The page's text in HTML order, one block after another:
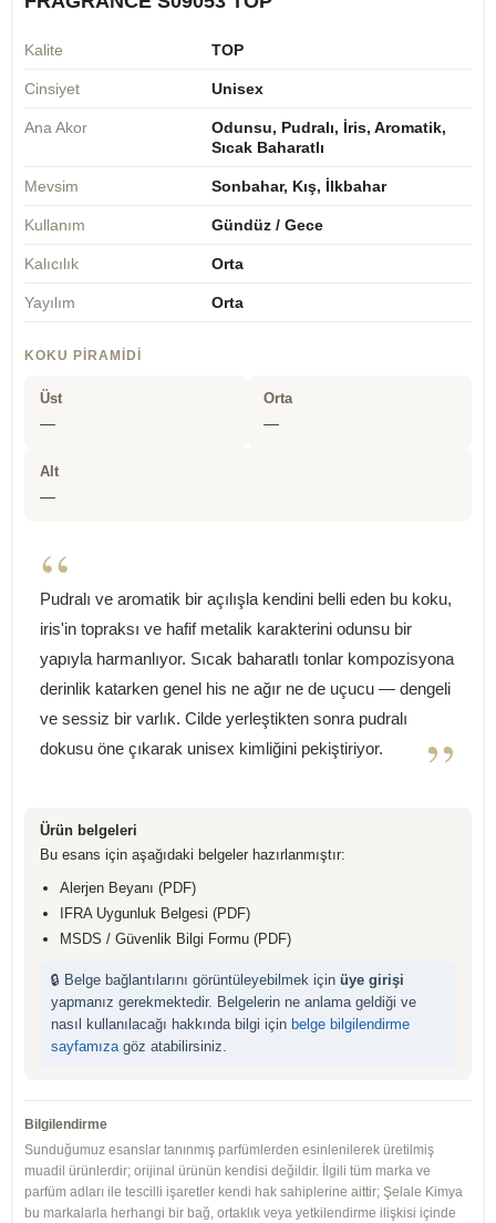
Kalite TOP
Cinsiyet Unisex
Ana Akor
Odunsu, Pudralı, İris, Aromatik,
Sıcak Baharatlı
Mevsim Sonbahar, Kış, İlkbahar
Kullanım Gündüz / Gece
Kalıcılık Orta
Yayılım Orta
KOKU PIRAMIDI
Üst
—
Orta
—
Alt
—
“
Pudralı ve aromatik bir açılışla kendini belli eden bu koku,
iris'in topraksı ve hafif metalik karakterini odunsu bir
yapıyla harmanlıyor. Sıcak baharatlı tonlar kompozisyona
derinlik katarken genel his ne ağır ne de uçucu — dengeli
ve sessiz bir varlık. Cilde yerleştikten sonra pudralı
dokusu öne çıkarak unisex kimliğini pekiştiriyor.
”
Ürün belgeleri
Bu esans için aşağıdaki belgeler hazırlanmıştır:
Alerjen Beyanı (PDF)
IFRA Uygunluk Belgesi (PDF)
MSDS / Güvenlik Bilgi Formu (PDF)
🔒 Belge bağlantılarını görüntüleyebilmek için üye girişi
yapmanız gerekmektedir. Belgelerin ne anlama geldiği ve
nasıl kullanılacağı hakkında bilgi için belge bilgilendirme
sayfamızagöz atabilirsiniz.
Bilgilendirme
Sunduğumuz esanslar tanınmış parfümlerden esinlenilerek üretilmiş
muadil ürünlerdir; orijinal ürünün kendisi değildir. İlgili tüm marka ve
parfüm adları ile tescilli işaretler kendi hak sahiplerine aittir; Şelale Kimya
bu markalarla herhangi bir bağ, ortaklık veya yetkilendirme ilişkisi içinde